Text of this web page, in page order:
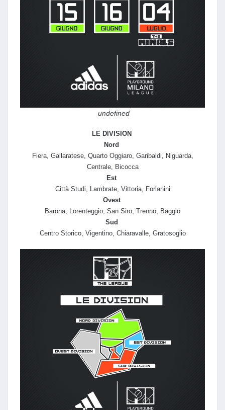
undefined
LE DIVISION
Nord
Fiera, Gallaratese, Quarto Oggiaro, Garibaldi, Niguarda,
Centrale, Bicocca
Est
Città Studi, Lambrate, Vittoria, Forlanini
Ovest
Barona, Lorenteggio, San Siro, Trenno, Baggio
Sud
Centro Storico, Vigentino, Chiaravalle, Gratosoglio